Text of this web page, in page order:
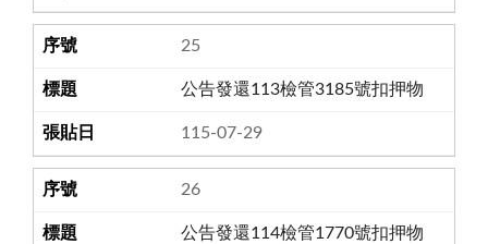
25
公告發還113檢管3185號扣押物
115-07-29
26
公告發還114檢管1770號扣押物